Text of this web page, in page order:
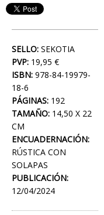
SELLO: SEKOTIA
PVP: 19,95 €
ISBN: 978-84-19979-
18-6
PÁGINAS: 192
TAMAÑO: 14,50 X 22
CM
ENCUADERNACIÓN:
RÚSTICA CON
SOLAPAS
PUBLICACIÓN:
12/04/2024